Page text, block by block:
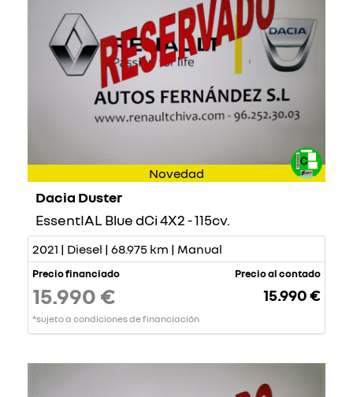
Novedad
Dacia Duster
EssentIAL Blue dCi 4X2 - 115cv.
2021 | Diesel | 68.975 km | Manual
Precio financiado
15.990 €
*sujeto a condiciones de financiación
Precio al contado
15.990 €